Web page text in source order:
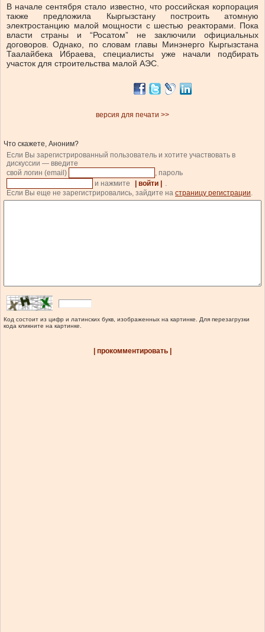
В начале сентября стало известно, что российская корпорация
также предложила Кыргызстану построить атомную
электростанцию малой мощности с шестью реакторами. Пока
власти страны и “Росатом” не заключили официальных
договоров. Однако, по словам главы Минэнерго Кыргызстана
Таалайбека Ибраева, специалисты уже начали подбирать
участок для строительства малой АЭС.
версия для печати >>
Что скажете, Аноним?
Если Вы зарегистрированный пользователь и хотите участвовать в
дискуссии — введите
свой логин (email)
, пароль
и нажмите
| войти |
.
Если Вы еще не зарегистрировались, зайдите на страницу регистрации.
Код состоит из цифр и латинских букв, изображенных на картинке. Для перезагрузки
кода кликните на картинке.
| прокомментировать |